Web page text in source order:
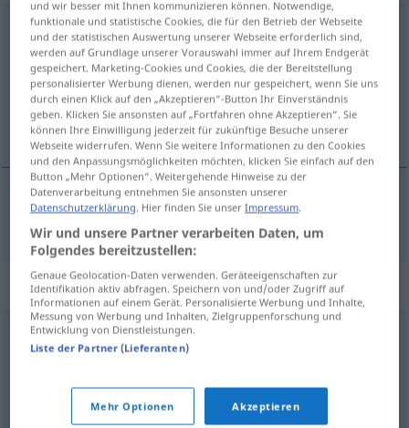
bezprzedmiotowy <-wo>
Übersicht aller Übersetzungen
(Für mehr Details die Übersetzung anklicken/antippen)
gegenstandslos
gegenstandslos bezprzedmiotowy
Synonyme für "bezprzedmiotowy"
bezcelowy,bezużyteczny,czczy
© LibreOffice
und wir besser mit Ihnen kommunizieren können. Notwendige,
funktionale und statistische Cookies, die für den Betrieb der Webseite
und der statistischen Auswertung unserer Webseite erforderlich sind,
werden auf Grundlage unserer Vorauswahl immer auf Ihrem Endgerät
gespeichert. Marketing-Cookies und Cookies, die der Bereitstellung
personalisierter Werbung dienen, werden nur gespeichert, wenn Sie uns
durch einen Klick auf den „Akzeptieren“-Button Ihr Einverständnis
geben. Klicken Sie ansonsten auf „Fortfahren ohne Akzeptieren“. Sie
können Ihre Einwilligung jederzeit für zukünftige Besuche unserer
Webseite widerrufen. Wenn Sie weitere Informationen zu den Cookies
und den Anpassungsmöglichkeiten möchten, klicken Sie einfach auf den
Button „Mehr Optionen“. Weitergehende Hinweise zu der
Datenverarbeitung entnehmen Sie ansonsten unserer
Datenschutzerklärung. Hier finden Sie unserImpressum.
Wir und unsere Partner verarbeiten Daten, um
Folgendes bereitzustellen:
Genaue Geolocation-Daten verwenden. Geräteeigenschaften zur
Identifikation aktiv abfragen. Speichern von und/oder Zugriff auf
Informationen auf einem Gerät. Personalisierte Werbung und Inhalte,
Messung von Werbung und Inhalten, Zielgruppenforschung und
Entwicklung von Dienstleistungen.
Liste der Partner (Lieferanten)
Mehr Optionen Akzeptieren